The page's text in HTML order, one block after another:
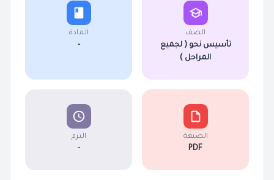
الصف
تأسيس نحو ( لجميع
المراحل )
المادة
-
الصيغة
PDF
الترم
-